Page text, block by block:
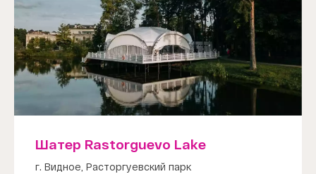
Шатер Rastorguevo Lake
г. Видное, Расторгуевский парк